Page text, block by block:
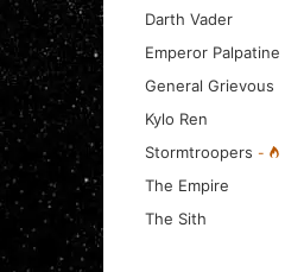
Darth Vader
Emperor Palpatine
General Grievous
Kylo Ren
Stormtroopers -
The Empire
The Sith